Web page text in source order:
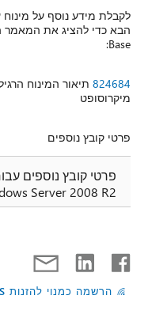
לקבלת מידע נוסף על
Base:
824684 תיאור המינוח
מיקרוסופט
פרטי קובץ נוספים
Server 2008 R2
הרשמה כמנוי להזנות RSS